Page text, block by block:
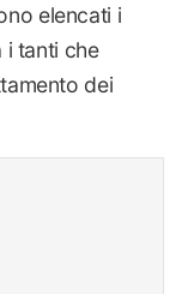
elencati i
i tanti che
dei